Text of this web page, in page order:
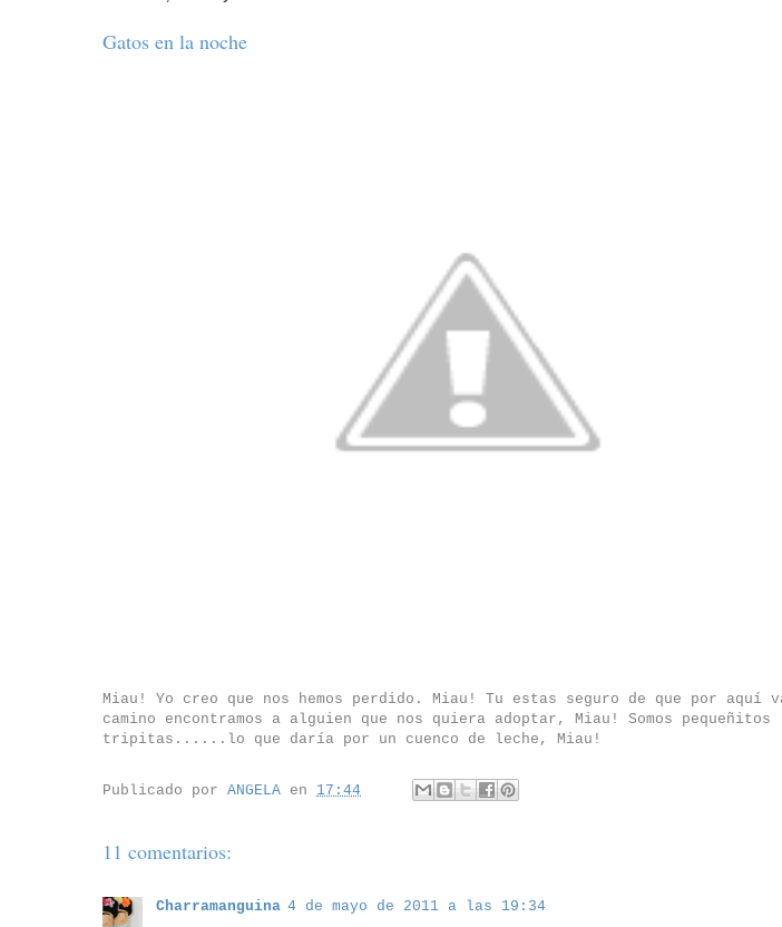
Gatos en la noche
Miau! Yo creo que nos hemos perdido. Miau! Tu estas seguro de que por aquí
camino encontramos a alguien que nos quiera adoptar, Miau! Somos
tripitas......lo que daría por un cuenco de leche, Miau!
Publicado por ANGELA en 17:44
11 comentarios:
Charramanguina 4 de mayo de 2011 a las 19:34